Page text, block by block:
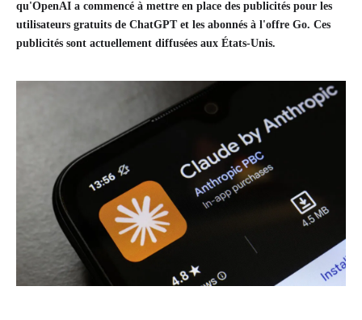
qu'OpenAI a commencé à mettre en place des publicités pour les
utilisateurs gratuits de ChatGPT et les abonnés à l'offre Go. Ces
publicités sont actuellement diffusées aux États-Unis.